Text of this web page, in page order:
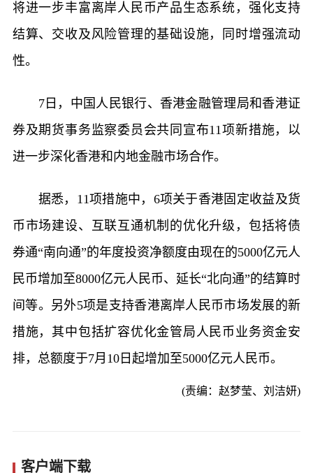
将进一步丰富离岸人民币产品生态系统，强化支持
结算、交收及风险管理的基础设施，同时增强流动
性。
7日，中国人民银行、香港金融管理局和香港证
券及期货事务监察委员会共同宣布11项新措施，以
进一步深化香港和内地金融市场合作。
据悉，11项措施中，6项关于香港固定收益及货
币市场建设、互联互通机制的优化升级，包括将债
券通“南向通”的年度投资净额度由现在的5000亿元人
民币增加至8000亿元人民币、延长“北向通”的结算时
间等。另外5项是支持香港离岸人民币市场发展的新
措施，其中包括扩容优化金管局人民币业务资金安
排，总额度于7月10日起增加至5000亿元人民币。
(责编：赵梦莹、刘洁妍)
客户端下载